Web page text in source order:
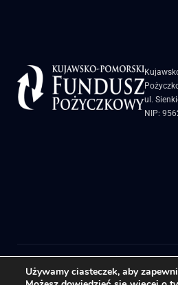
ul.
NIP:
Biuletyn
Używamy ciasteczek, aby